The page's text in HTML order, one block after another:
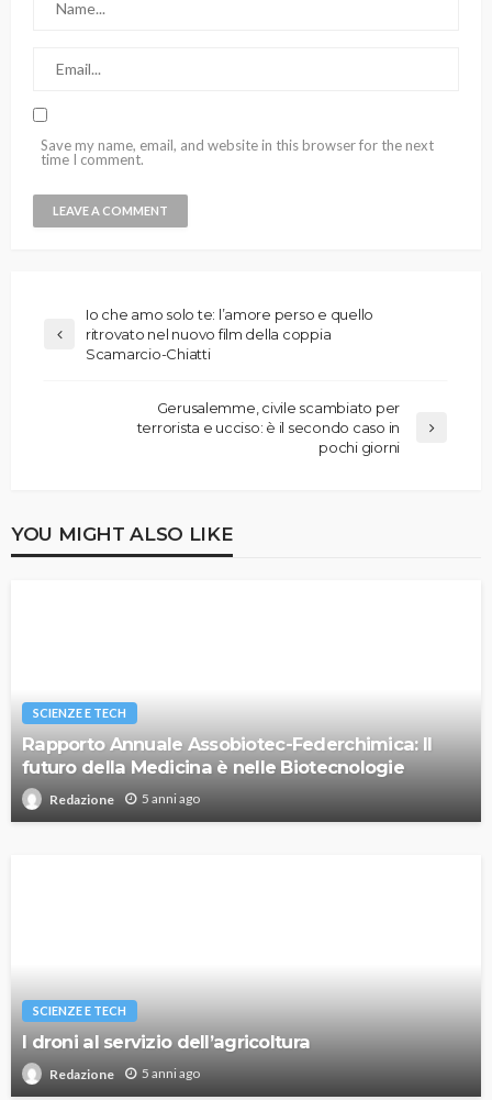
Save my name, email, and website in this browser for the next
time I comment.
Io che amo solo te: l’amore perso e quello
ritrovato nel nuovo film della coppia
Scamarcio-Chiatti
Gerusalemme, civile scambiato per
terrorista e ucciso: è il secondo caso in
pochi giorni
YOU MIGHT ALSO LIKE
SCIENZE E TECH
Rapporto Annuale Assobiotec-Federchimica: Il
futuro della Medicina è nelle Biotecnologie
Redazione 5 anni ago
SCIENZE E TECH
I droni al servizio dell’agricoltura
Redazione 5 anni ago